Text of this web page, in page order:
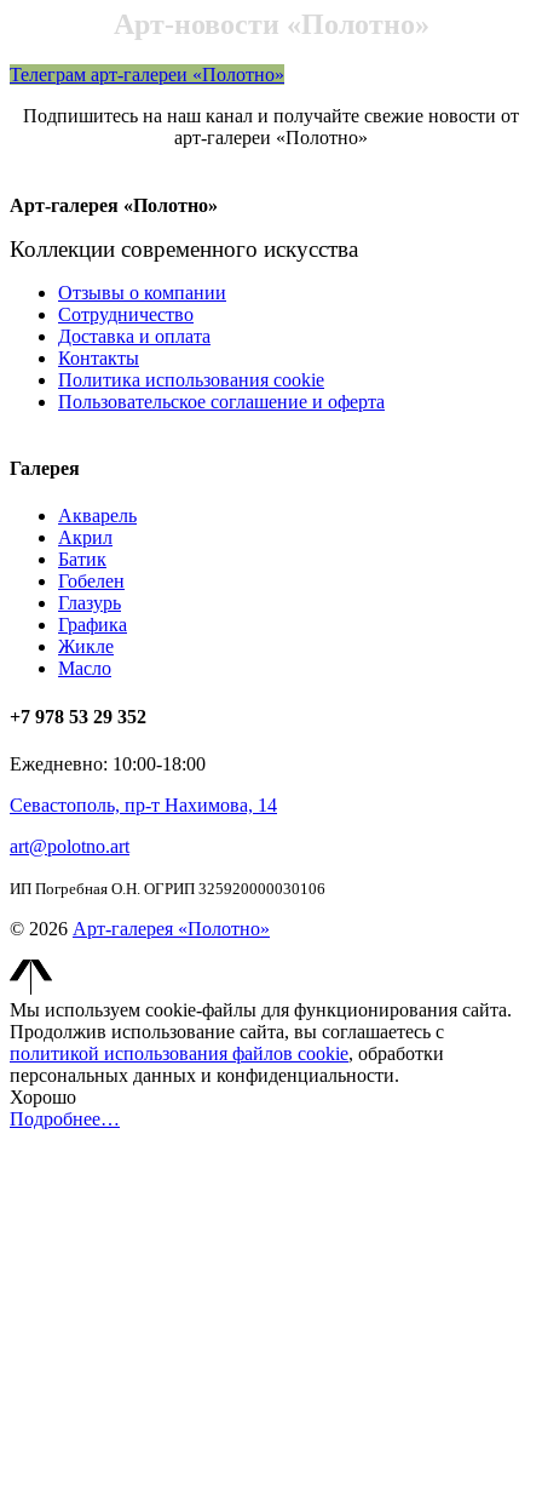
Арт-новости «Полотно»
Телеграм арт-галереи «Полотно»
Подпишитесь на наш канал и получайте свежие новости от
арт-галереи «Полотно»
Арт-галерея «Полотно»
Коллекции современного искусства
Отзывы о компании
Сотрудничество
Доставка и оплата
Контакты
Политика использования cookie
Пользовательское соглашение и оферта
Галерея
Акварель
Акрил
Батик
Гобелен
Глазурь
Графика
Жикле
Масло
+7 978 53 29 352
Ежедневно: 10:00-18:00
Севастополь, пр-т Нахимова, 14
art@polotno.art
ИП Погребная О.Н. ОГРИП 325920000030106
© 2026 Арт-галерея «Полотно»
Мы используем cookie-файлы для функционирования сайта.
Продолжив использование сайта, вы соглашаетесь с
политикой использования файлов cookie, обработки
персональных данных и конфиденциальности.
Хорошо
Подробнее…